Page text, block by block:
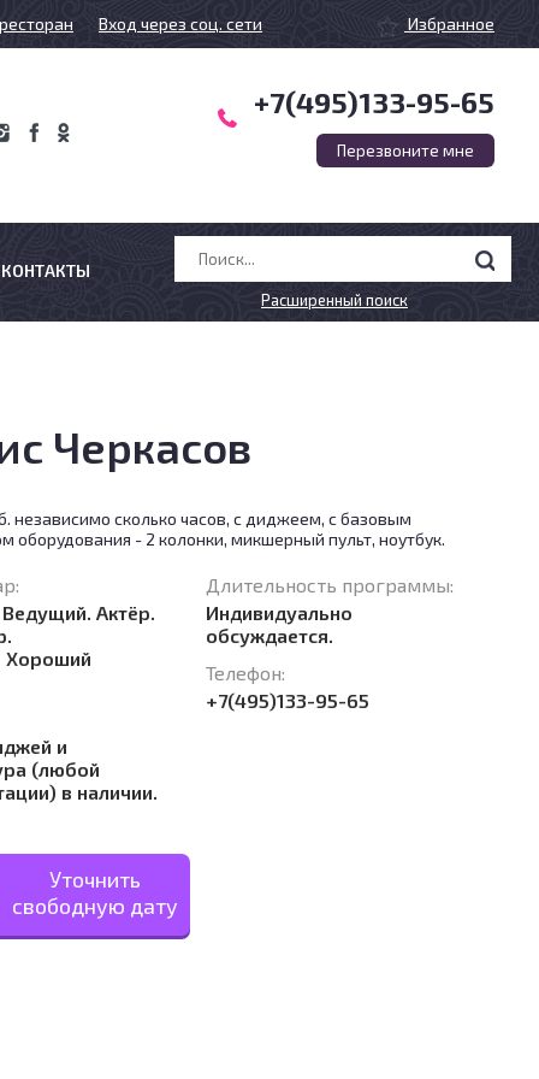
Вход через соц. сети Избранное
+7(495)133-95-65
Перезвоните мне
КОНТАКТЫ
Расширенный поиск
Черкасов
независимо сколько часов, с диджеем, с базовым
оборудования - 2 колонки, микшерный пульт, ноутбук.
Актёр.
Хороший
и
(любой
в наличии.
Длительность программы:
Индивидуально
обсуждается.
Телефон:
+7(495)133-95-65
Уточнить
свободную дату